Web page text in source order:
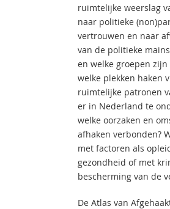
ruimtelijke weerslag
naar politieke
vertrouwen en naar
van de politieke
en welke groepen
welke plekken haken
ruimtelijke patronen
er in Nederland te
welke oorzaken en
afhaken verbonden?
met factoren als
gezondheid of met
bescherming van de
De Atlas van